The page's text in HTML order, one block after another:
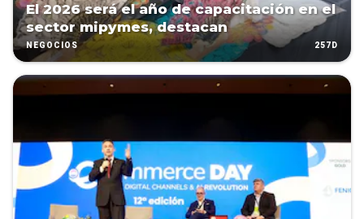
El 2026 será el año de capacitación en el
sector mipymes, destacan
NEGOCIOS 257D